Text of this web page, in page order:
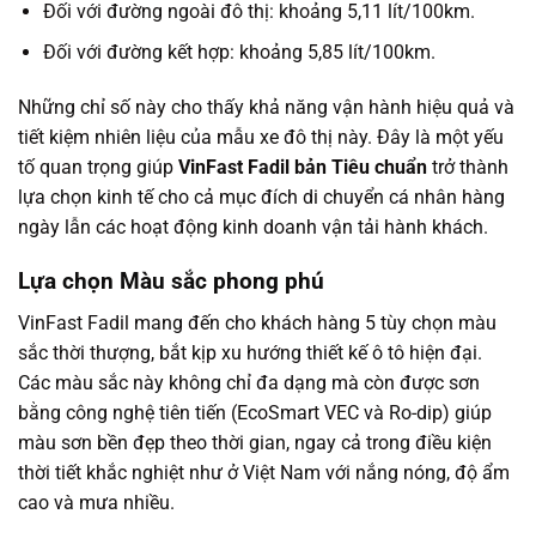
Đối với đường ngoài đô thị: khoảng 5,11 lít/100km.
Đối với đường kết hợp: khoảng 5,85 lít/100km.
Những chỉ số này cho thấy khả năng vận hành hiệu quả và
tiết kiệm nhiên liệu của mẫu xe đô thị này. Đây là một yếu
tố quan trọng giúp VinFast Fadil bản Tiêu chuẩn trở thành
lựa chọn kinh tế cho cả mục đích di chuyển cá nhân hàng
ngày lẫn các hoạt động kinh doanh vận tải hành khách.
Lựa chọn Màu sắc phong phú
VinFast Fadil mang đến cho khách hàng 5 tùy chọn màu
sắc thời thượng, bắt kịp xu hướng thiết kế ô tô hiện đại.
Các màu sắc này không chỉ đa dạng mà còn được sơn
bằng công nghệ tiên tiến (EcoSmart VEC và Ro-dip) giúp
màu sơn bền đẹp theo thời gian, ngay cả trong điều kiện
thời tiết khắc nghiệt như ở Việt Nam với nắng nóng, độ ẩm
cao và mưa nhiều.